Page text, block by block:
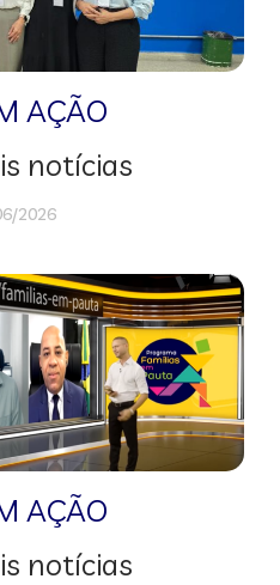
AÇÃO
notícias
2026
AÇÃO
notícias